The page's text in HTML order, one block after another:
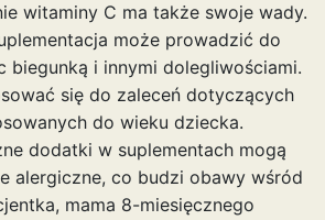
witaminy C ma także swoje wady.
może prowadzić do
biegunką i innymi dolegliwościami.
się do zaleceń dotyczących
do wieku dziecka.
dodatki w suplementach mogą
alergiczne, co budzi obawy wśród
mama 8-miesięcznego